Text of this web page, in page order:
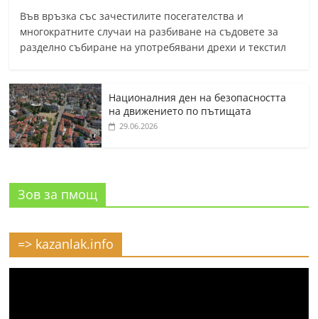
Във връзка със зачестилите посегателства и
многократните случаи на разбиване на съдовете за
разделно събиране на употребявани дрехи и текстил
Националния ден на безопасността
на движението по пътищата
29.06.2026
Зов за пмощ
=> kazanlak.info